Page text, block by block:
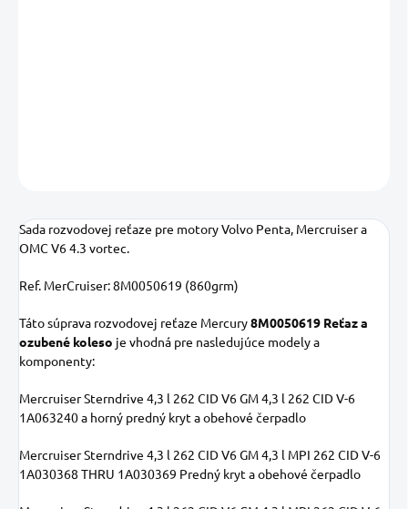
Sada rozvodovej reťaze pre motory Volvo Penta, Mercruiser a
OMC V6 4.3 vortec.
Ref. MerCruiser: 8M0050619 (860grm)
Táto súprava rozvodovej reťaze Mercury8M0050619 Reťaz a
ozubené koleso je vhodná pre nasledujúce modely a
komponenty:
Mercruiser Sterndrive 4,3 l 262 CID V6 GM 4,3 l 262 CID V-6
1A063240 a horný predný kryt a obehové čerpadlo
Mercruiser Sterndrive 4,3 l 262 CID V6 GM 4,3 l MPI 262 CID V-6
1A030368 THRU 1A030369 Predný kryt a obehové čerpadlo